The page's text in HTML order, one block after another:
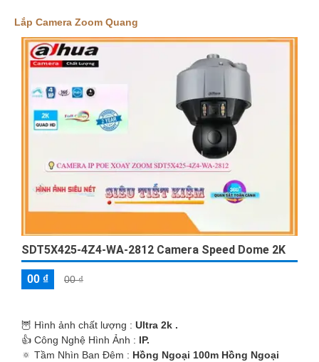
Chúc bạn thành công!
Lắp Camera Zoom Quang
SDT5X425-4Z4-WA-2812 Camera Speed Dome 2K
00 ₫ 00 ₫
🦉 Hình ảnh chất lượng : Ultra 2k .
👍 Công Nghệ Hình Ảnh : IP.
🔅 Tầm Nhìn Ban Đêm : Hồng Ngoại 100m Hồng Ngoại